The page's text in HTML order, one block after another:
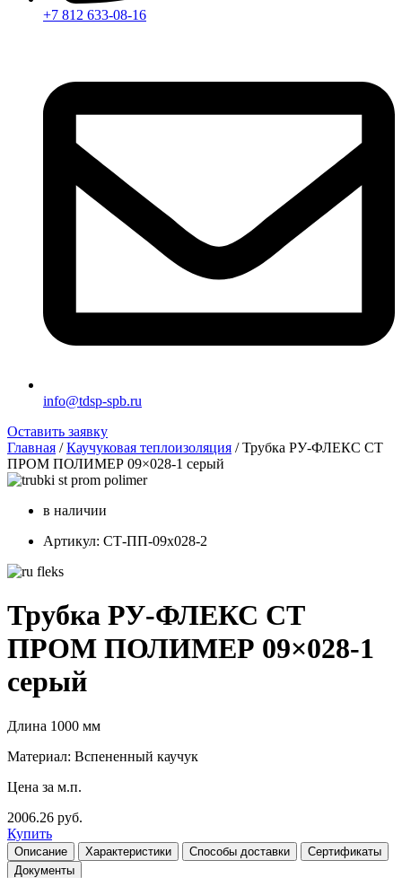
+7 812 633-08-16
info@tdsp-spb.ru
Оставить заявку
Главная /Каучуковая теплоизоляция / Трубка РУ-ФЛЕКС СТ
ПРОМ ПОЛИМЕР 09×028-1 серый
в наличии
Артикул: СТ-ПП-09х028-2
Трубка РУ-ФЛЕКС СТ
ПРОМ ПОЛИМЕР 09×028-1
серый
Длина 1000 мм
Материал: Вспененный каучук
Цена за м.п.
2006.26 руб.
Купить
Описание Характеристики Способы доставки
Сертификаты
Документы